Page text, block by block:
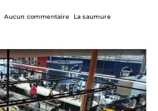
Aucun commentaire La saumure